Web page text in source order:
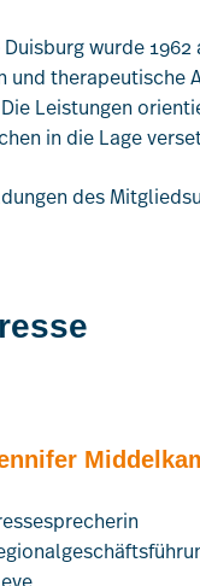
wurde
und therapeutische
Leistungen
in die Lage
des